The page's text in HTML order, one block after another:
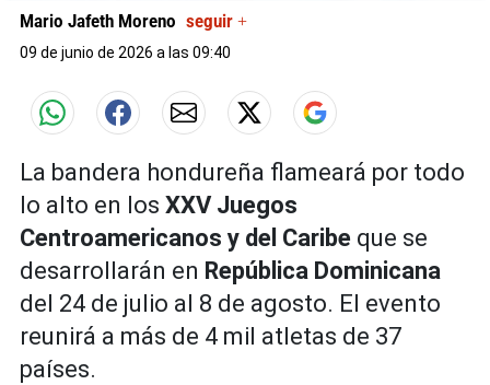
Mario Jafeth Moreno seguir +
09 de junio de 2026 a las 09:40
La bandera hondureña flameará por todo
lo alto en los XXV Juegos
Centroamericanos y del Caribe que se
desarrollarán en República Dominicana
del 24 de julio al 8 de agosto. El evento
reunirá a más de 4 mil atletas de 37
países.